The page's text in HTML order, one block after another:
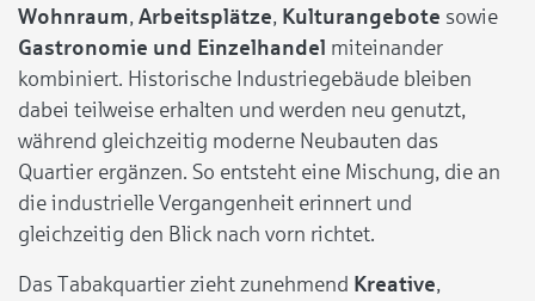
Wohnraum, Arbeitsplätze, Kulturangebote sowie
Gastronomie und Einzelhandel miteinander
kombiniert. Historische Industriegebäude bleiben
dabei teilweise erhalten und werden neu genutzt,
während gleichzeitig moderne Neubauten das
Quartier ergänzen. So entsteht eine Mischung, die an
die industrielle Vergangenheit erinnert und
gleichzeitig den Blick nach vorn richtet.
Das Tabakquartier zieht zunehmend Kreative,